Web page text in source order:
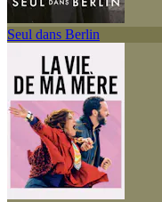
Seul dans Berlin